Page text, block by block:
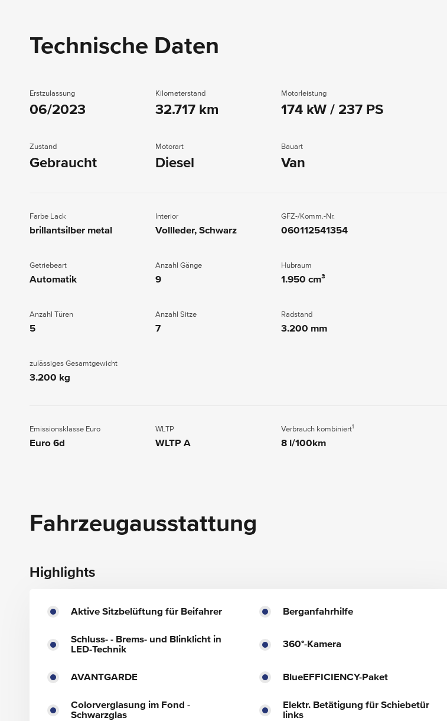
Technische Daten
Erstzulassung
06/2023
Kilometerstand
32.717 km
Motorleistung
174 kW / 237 PS
Zustand
Gebraucht
Motorart
Diesel
Bauart
Van
Farbe Lack
brillantsilber metal
Interior
Vollleder, Schwarz
GFZ-/Komm.-Nr.
060112541354
Getriebeart
Automatik
Anzahl Gänge
9
Hubraum
1.950 cm³
Anzahl Türen
5
Anzahl Sitze
7
Radstand
3.200 mm
zulässiges Gesamtgewicht
3.200 kg
Emissionsklasse Euro
Euro 6d
WLTP
WLTP A
Verbrauch kombiniert1
8 l/100km
Fahrzeugausstattung
Highlights
Aktive Sitzbelüftung für Beifahrer Berganfahrhilfe
Schluss- - Brems- und Blinklicht in
LED-Technik
360°-Kamera
AVANTGARDE BlueEFFICIENCY-Paket
Colorverglasung im Fond -
Schwarzglas
Elektr. Betätigung für Schiebetür
links